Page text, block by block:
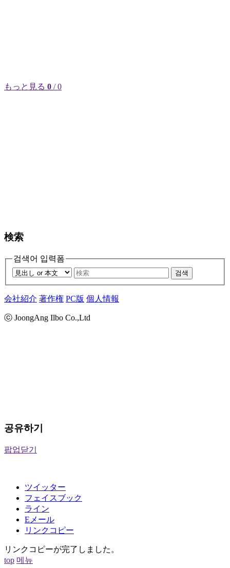
もっと見る 0 / 0
検索
검색어 입력폼
검색
会社紹介 著作権 PC版 個人情報
ⓒ JoongAng Ilbo Co.,Ltd
공유하기
팝업닫기
ツイッター
フェイスブック
ライン
Eメール
リンクコピー
リンクコピーが完了しました。
top 메뉴